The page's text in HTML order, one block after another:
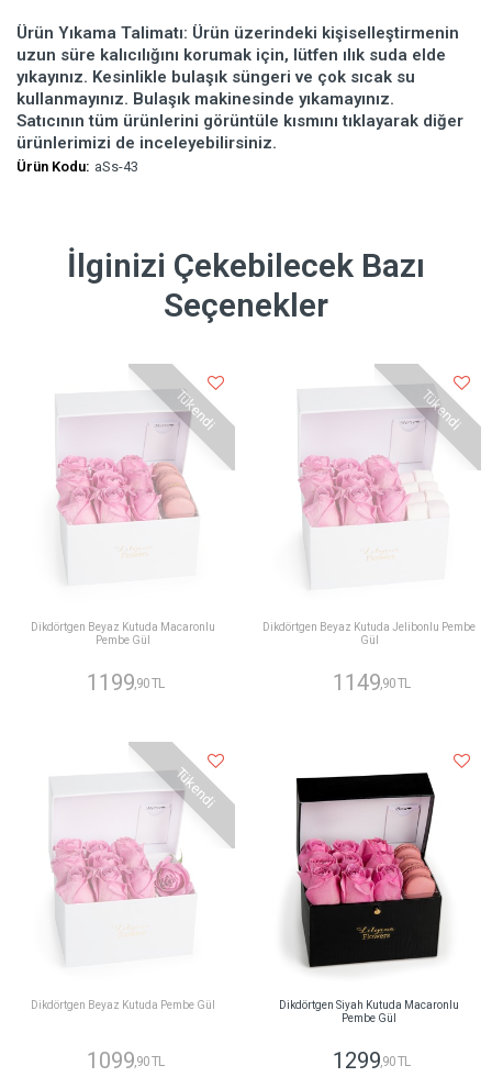
Ürün Yıkama Talimatı: Ürün üzerindeki kişiselleştirmenin
uzun süre kalıcılığını korumak için, lütfen ılık suda elde
yıkayınız. Kesinlikle bulaşık süngeri ve çok sıcak su
kullanmayınız. Bulaşık makinesinde yıkamayınız.
Satıcının tüm ürünlerini görüntüle kısmını tıklayarak diğer
ürünlerimizi de inceleyebilirsiniz.
Ürün Kodu: aSs-43
İlginizi Çekebilecek Bazı
Seçenekler
Tükendi
Dikdörtgen Beyaz Kutuda Macaronlu
Pembe Gül
1199,90 TL
Tükendi
Dikdörtgen Beyaz Kutuda Jelibonlu Pembe
Gül
1149,90 TL
Tükendi
Dikdörtgen Beyaz Kutuda Pembe Gül
1099,90 TL
Dikdörtgen Siyah Kutuda Macaronlu
Pembe Gül
1299,90 TL